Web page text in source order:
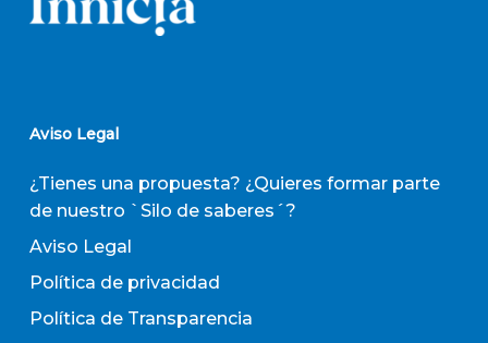
Aviso Legal
¿Tienes una propuesta? ¿Quieres formar parte
de nuestro `Silo de saberes´?
Aviso Legal
Política de privacidad
Política de Transparencia